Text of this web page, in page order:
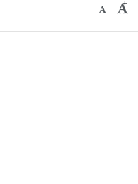
- +